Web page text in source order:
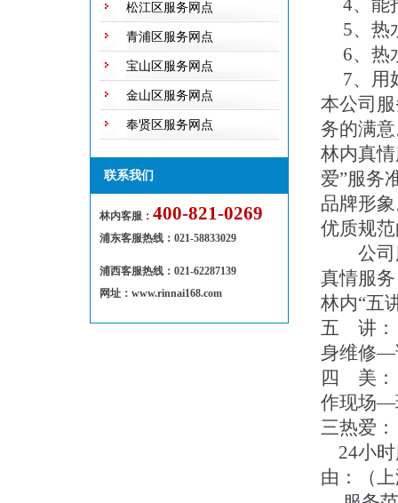
松江区服务网点
青浦区服务网点
宝山区服务网点
金山区服务网点
奉贤区服务网点
联系我们
林内客服： 400-821-0269
浦东客服热线： 021-58833029
浦西客服热线：021-62287139
网址：www.rinnai168.com
4、能
5、热
6、热
7、用
本公司
务的满
林内真
爱”服务
品牌形
优质规
公司服
真情服
林内“五
五 讲：
身维修
四 美
作现场—
三热爱
24小时
由：（